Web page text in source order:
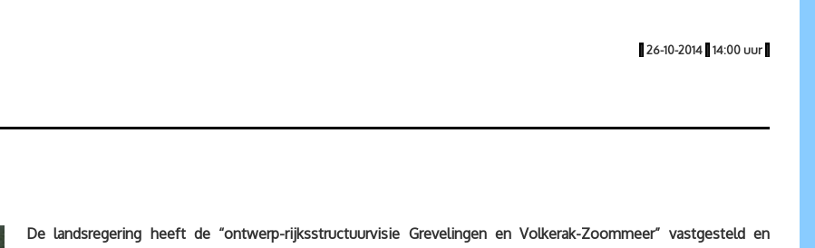
| 26-10-2014 | 14:00 uur |
De landsregering heeft de “ontwerp-rijksstructuurvisie Grevelingen en Volkerak-Zoommeer” vastgesteld en